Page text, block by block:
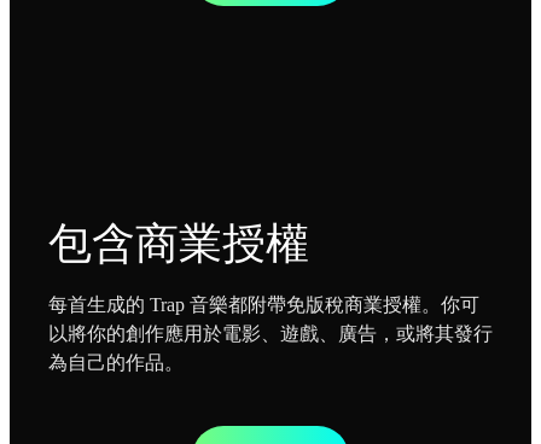
包含商業授權
每首生成的 Trap 音樂都附帶免版稅商業授權。你可
以將你的創作應用於電影、遊戲、廣告，或將其發行
為自己的作品。